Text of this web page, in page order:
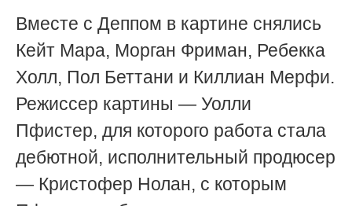
Вместе с Деппом в картине снялись
Кейт Мара, Морган Фриман, Ребекка
Холл, Пол Беттани и Киллиан Мерфи.
Режиссер картины — Уолли
Пфистер, для которого работа стала
дебютной, исполнительный продюсер
— Кристофер Нолан, с которым